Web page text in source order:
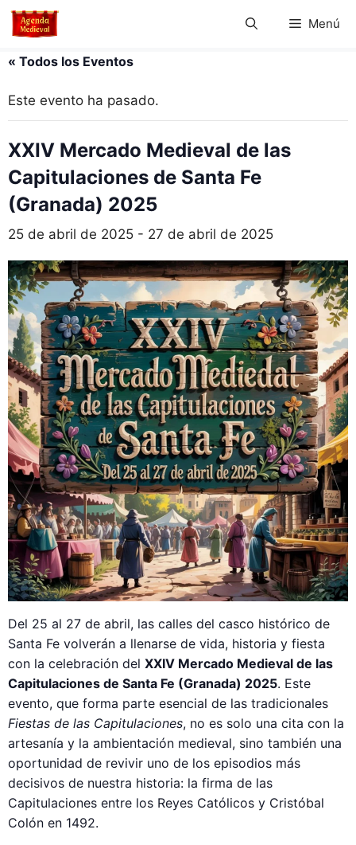
Saltar
Menú
« Todos los Eventos
Este evento ha pasado.
XXIV Mercado Medieval de las
Capitulaciones de Santa Fe
(Granada) 2025
25 de abril de 2025 - 27 de abril de 2025
Del 25 al 27 de abril, las calles del casco histórico de
Santa Fe volverán a llenarse de vida, historia y fiesta
con la celebración del XXIV Mercado Medieval de las
Capitulaciones de Santa Fe (Granada) 2025. Este
evento, que forma parte esencial de las tradicionales
Fiestas de las Capitulaciones, no es solo una cita con la
artesanía y la ambientación medieval, sino también una
oportunidad de revivir uno de los episodios más
decisivos de nuestra historia: la firma de las
Capitulaciones entre los Reyes Católicos y Cristóbal
Colón en 1492.